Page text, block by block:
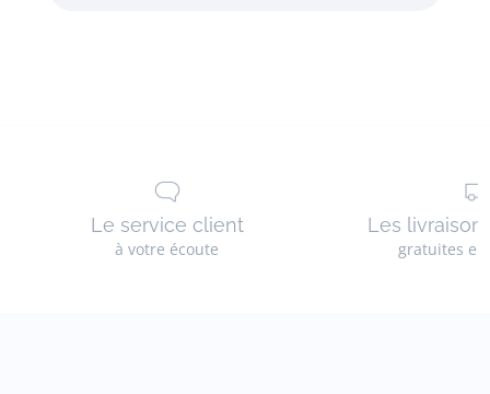
Le service client
à votre écoute
Les
gratuites